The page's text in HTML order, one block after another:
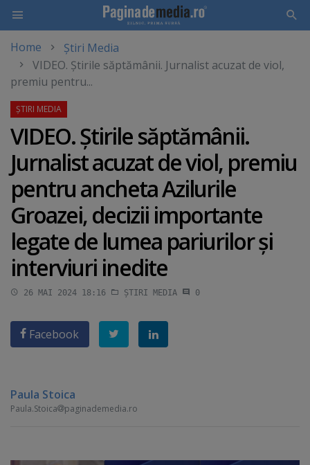
main
content
Home
Știri Media
VIDEO. Ştirile săptămânii. Jurnalist acuzat de viol,
premiu pentru...
VIDEO. Ştirile săptămânii.
Jurnalist acuzat de viol, premiu
pentru ancheta Azilurile
Groazei, decizii importante
legate de lumea pariurilor şi
interviuri inedite
26 MAI 2024 18:16 ȘTIRI MEDIA 0
Facebook
Paula Stoica
Paula.Stoica paginademedia.ro